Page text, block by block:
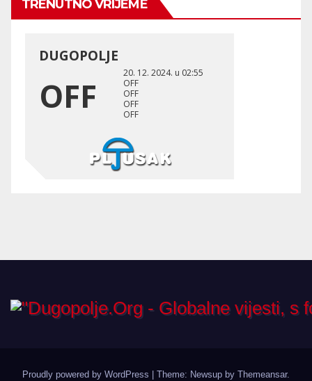
TRENUTNO VRIJEME
Proudly powered by WordPress | Theme: Newsup by Themeansar.